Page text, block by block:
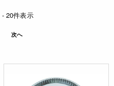
20件表示
次へ